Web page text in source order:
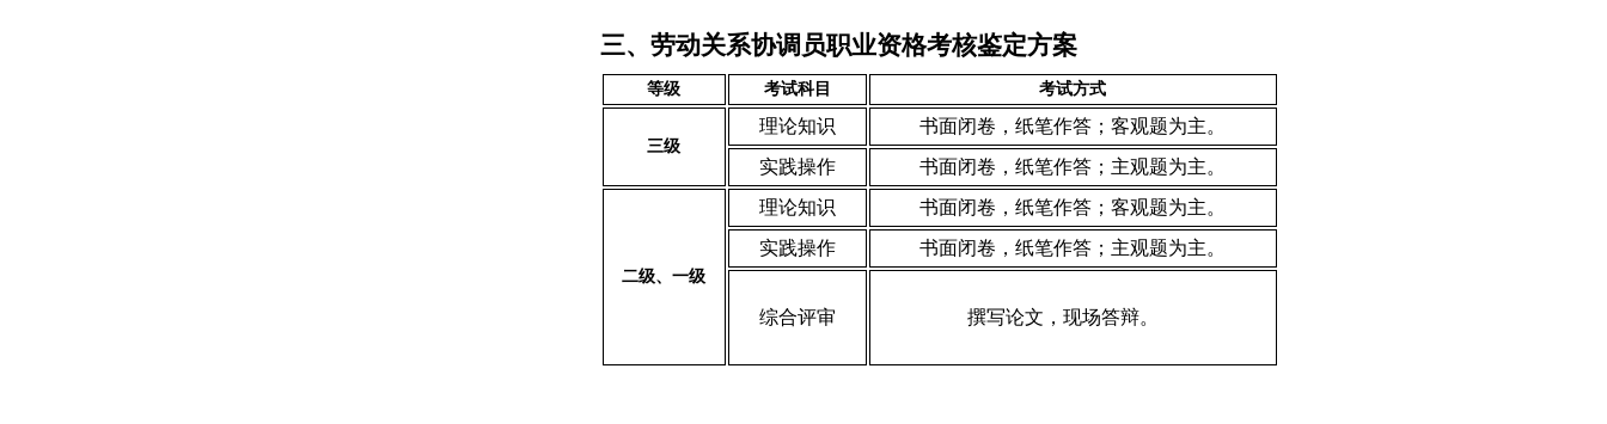
三、劳动关系协调员职业资格考核鉴定方案
等级 考试科目 考试方式
三级
理论知识
书面闭卷，纸笔作答；客观题为主。
实践操作
书面闭卷，纸笔作答；主观题为主。
二级、一级
理论知识
书面闭卷，纸笔作答；客观题为主。
实践操作
书面闭卷，纸笔作答；主观题为主。
综合评审 撰写论文，现场答辩。